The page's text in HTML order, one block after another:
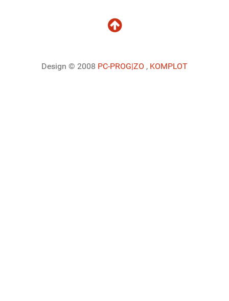
Design © 2008 PC-PROG|ZO , KOMPLOT